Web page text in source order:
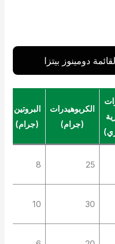
دومينوز بيتزا
الكربوهيدرات
(جرام)
البروتين
(جرام)
25
8
30
10